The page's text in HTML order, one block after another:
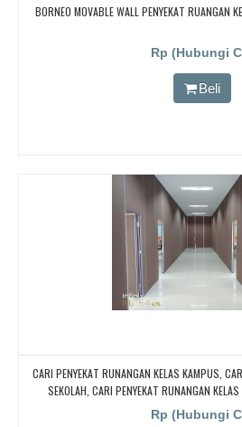
BORNEO MOVABLE WALL PENYEKAT RUANGAN
Rp (Hubungi
Beli
CARI PENYEKAT RUNANGAN KELAS KAMPUS,
SEKOLAH, CARI PENYEKAT RUNANGAN
Rp (Hubungi